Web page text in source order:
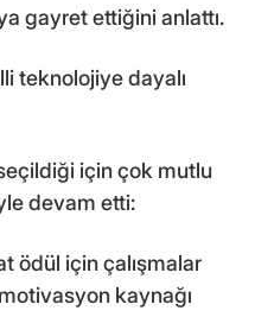
gayret ettiğini anlattı.
teknolojiye dayalı
için çok mutlu
devam etti:
ödül için çalışmalar
kaynağı